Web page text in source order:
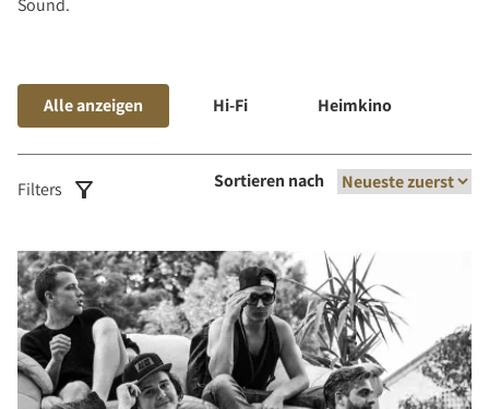
Sound.
Alle anzeigen Hi-Fi Heimkino
Filters Sortieren nach